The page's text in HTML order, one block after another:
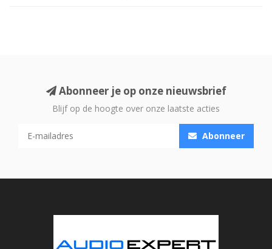
Abonneer je op onze nieuwsbrief
Blijf op de hoogte over onze laatste acties
Abonneer